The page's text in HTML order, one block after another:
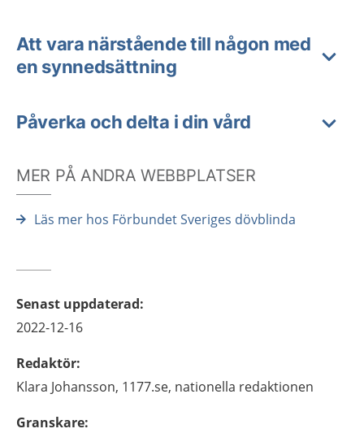
Att vara närstående till någon med
en synnedsättning
Påverka och delta i din vård
MER PÅ ANDRA WEBBPLATSER
Läs mer hos Förbundet Sveriges dövblinda
Senast uppdaterad:
2022-12-16
Redaktör:
Klara Johansson, 1177.se, nationella redaktionen
Granskare: